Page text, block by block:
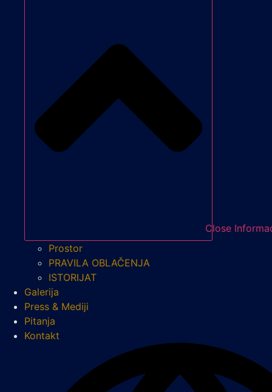
Close
Prostor
PRAVILA OBLAČENJA
ISTORIJAT
Galerija
Press & Mediji
Pitanja
Kontakt